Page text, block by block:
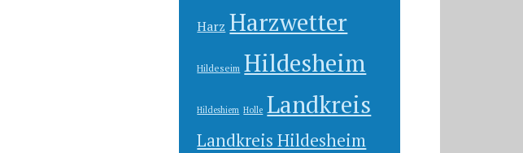
Harz Harzwetter
Hildeseim Hildesheim
Hildeshiem Holle Landkreis
Landkreis Hildesheim